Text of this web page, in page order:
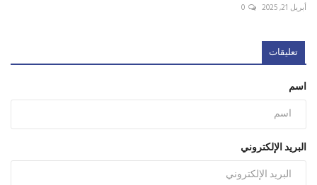
أبريل 21, 2025 0
تعليقات
اسم
البريد الإلكتروني